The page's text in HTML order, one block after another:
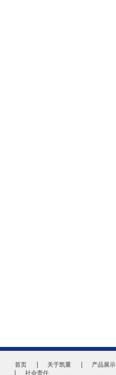
首页 关于凯重 产品展示
社会责任